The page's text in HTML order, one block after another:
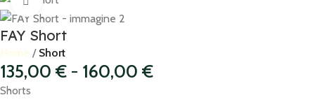
FAY Short
Home Short
135,00 € - 160,00 €
Shorts